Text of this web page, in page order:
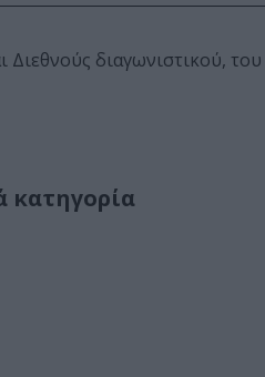
διαγωνιστικού, του
κατηγορία